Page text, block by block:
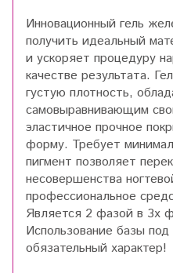
Инновационный гель
получить идеальный
и ускоряет процедуру
качестве результата.
густую плотность,
самовыравнивающим
эластичное прочное
форму. Требует
пигмент позволяет
несовершенства
профессиональное
Является 2 фазой в 3х
Использование базы
обязательный характер!